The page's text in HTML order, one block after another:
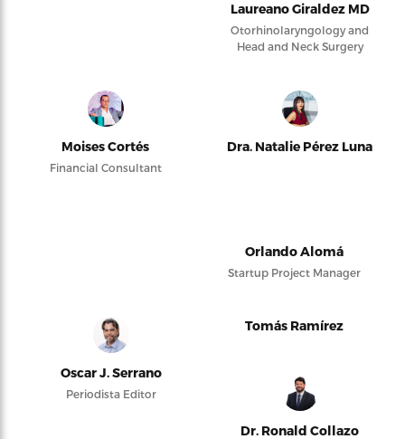
Laureano Giraldez MD
Otorhinolaryngology and
Head and Neck Surgery
Moises Cortés
Financial Consultant
Dra. Natalie Pérez Luna
Orlando Alomá
Startup Project Manager
Oscar J. Serrano
Periodista Editor
Tomás Ramírez
Dr. Ronald Collazo